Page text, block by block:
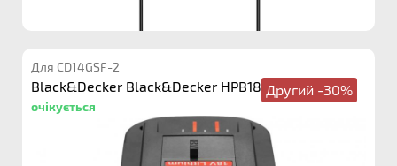
Для CD14GSF-2
Black&Decker Black&Decker HPB18 18V 3.0Ah
очікується
Другий -30%